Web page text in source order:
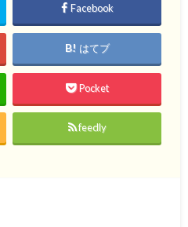
Facebook
はてブ
Pocket
feedly